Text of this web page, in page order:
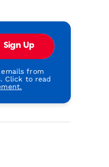
Sign Up
from
Click to read